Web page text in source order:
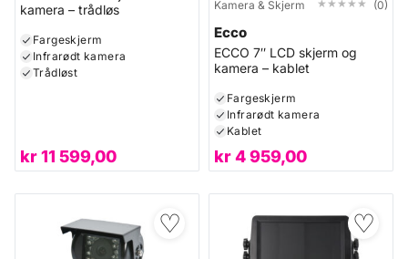
kamera – trådløs
Fargeskjerm
Infrarødt kamera
Trådløst
kr11 599,00
Kamera & Skjerm ★★★★★
★★★★★ (0)
Ecco
ECCO 7″ LCD skjerm og
kamera – kablet
Fargeskjerm
Infrarødt kamera
Kablet
kr4 959,00
♡ ♡